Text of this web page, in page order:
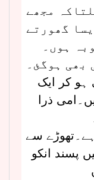
مجھے
گھورتے
ہوں۔
بھی ہوگئ۔
کر ایک
ذرا
سے
پسند انکو